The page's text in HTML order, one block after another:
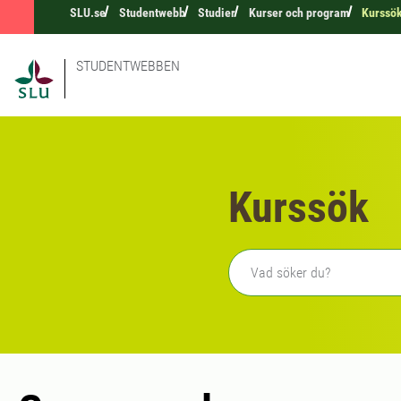
SLU.se Studentwebb Studier Kurser och program
STUDENTWEBBEN
Kurssök
Fritext sökning